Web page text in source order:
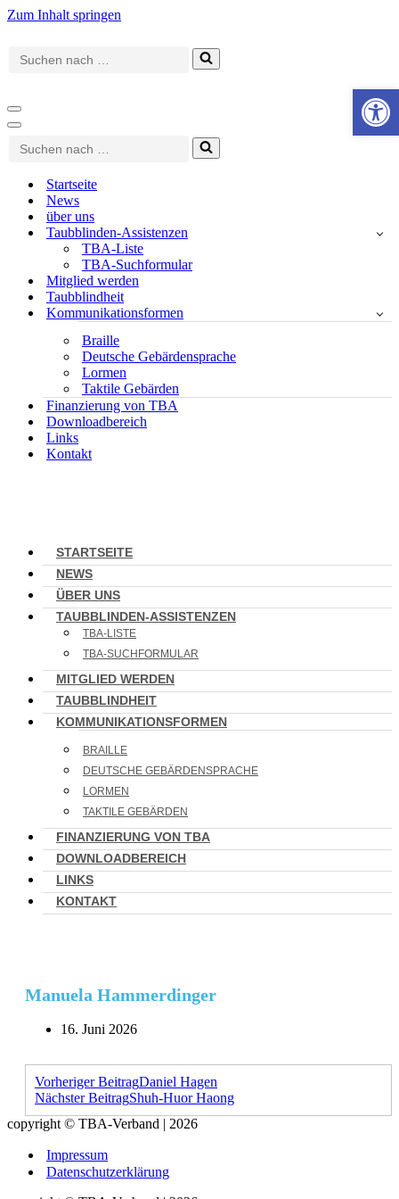
Zum Inhalt springen
Suchen
nach …
Navigationsmenü
Navigationsmenü
Suchen
nach …
Startseite
News
über uns
Taubblinden-Assistenzen
TBA-Liste
TBA-Suchformular
Mitglied werden
Taubblindheit
Kommunikationsformen
Braille
Deutsche Gebärdensprache
Lormen
Taktile Gebärden
Finanzierung von TBA
Downloadbereich
Links
Kontakt
STARTSEITE
NEWS
ÜBER UNS
TAUBBLINDEN-ASSISTENZEN
TBA-LISTE
TBA-SUCHFORMULAR
MITGLIED WERDEN
TAUBBLINDHEIT
KOMMUNIKATIONSFORMEN
BRAILLE
DEUTSCHE GEBÄRDENSPRACHE
LORMEN
TAKTILE GEBÄRDEN
FINANZIERUNG VON TBA
DOWNLOADBEREICH
LINKS
KONTAKT
Manuela Hammerdinger
16. Juni 2026
Vorheriger BeitragDaniel Hagen
Nächster BeitragShuh-Huor Haong
copyright © TBA-Verband | 2026
Impressum
Datenschutzerklärung